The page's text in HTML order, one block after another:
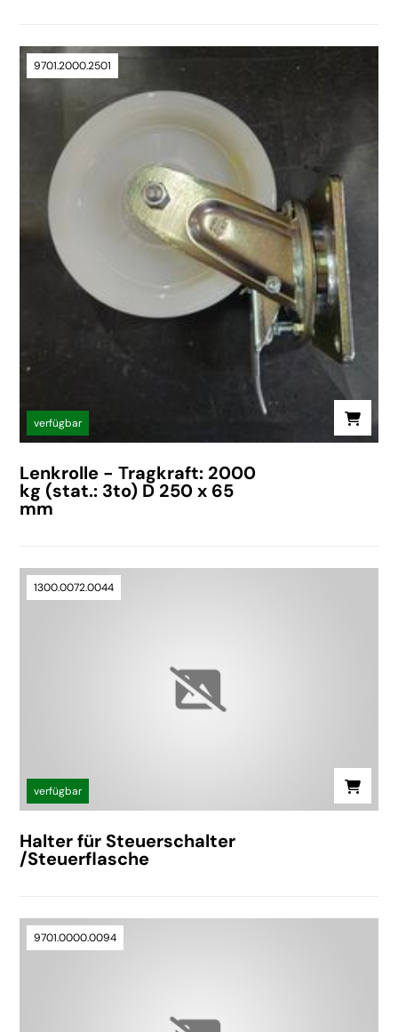
9701.2000.2501
verfügbar
Lenkrolle - Tragkraft: 2000
kg (stat.: 3to) D 250 x 65
mm
1300.0072.0044
verfügbar
Halter für Steuerschalter
/Steuerflasche
9701.0000.0094